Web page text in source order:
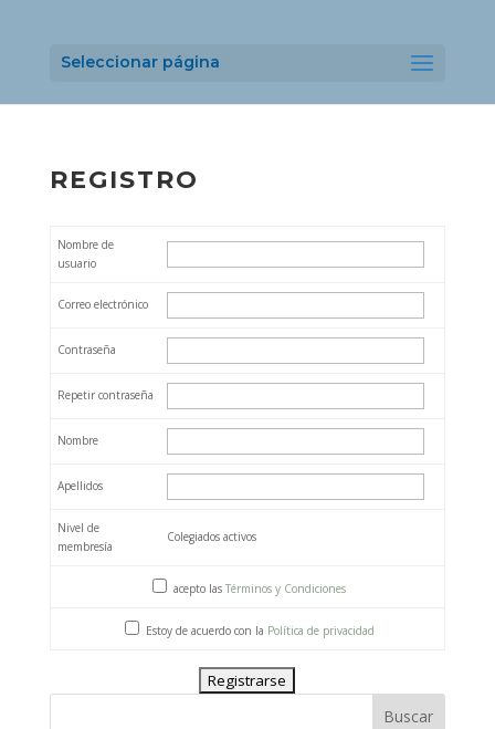
Seleccionar página
REGISTRO
Nombre de
usuario
Correo electrónico
Contraseña
Repetir contraseña
Nombre
Apellidos
Nivel de
membresía
Colegiados activos
acepto lasTérminos y Condiciones
Estoy de acuerdo con la Política de privacidad